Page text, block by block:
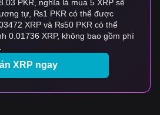
PKR, nghĩa là mua 5 XRP sẽ
tự, ₨1 PKR có thể được
XRP và ₨50 PKR có thể
0.01736 XRP, không bao gồm phí
XRP ngay